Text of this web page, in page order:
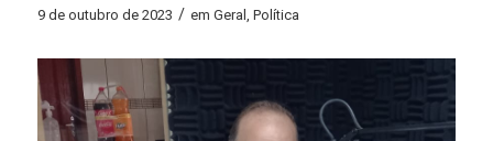
9 de outubro de 2023 / em Geral , Política